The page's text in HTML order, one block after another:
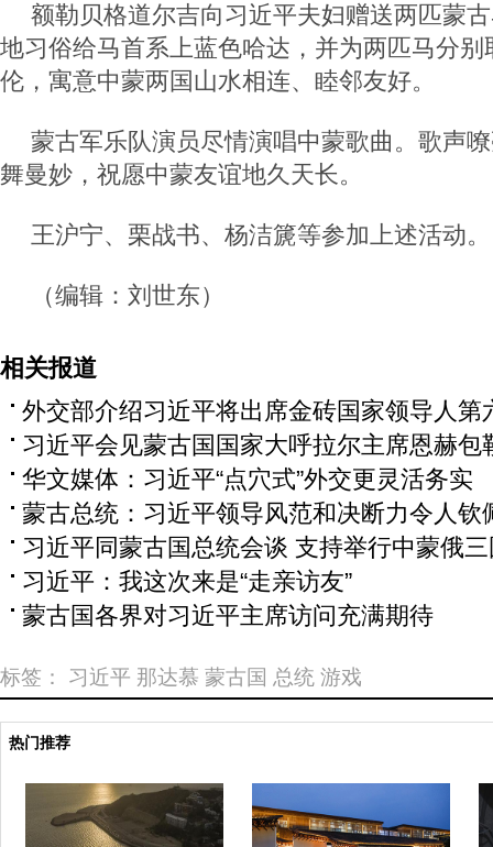
额勒贝格道尔吉向习近平夫妇赠送两匹蒙
地习俗给马首系上蓝色哈达，并为两匹马分
伦，寓意中蒙两国山水相连、睦邻友好。
蒙古军乐队演员尽情演唱中蒙歌曲。歌声
舞曼妙，祝愿中蒙友谊地久天长。
王沪宁、栗战书、杨洁篪等参加上述活动。
（编辑：刘世东）
相关报道
外交部介绍习近平将出席金砖国家领导人第
习近平会见蒙古国国家大呼拉尔主席恩赫包
华文媒体：习近平“点穴式”外交更灵活务实
蒙古总统：习近平领导风范和决断力令人钦
习近平同蒙古国总统会谈 支持举行中蒙俄
习近平：我这次来是“走亲访友”
蒙古国各界对习近平主席访问充满期待
标签： 习近平 那达慕 蒙古国 总统 游戏
热门推荐